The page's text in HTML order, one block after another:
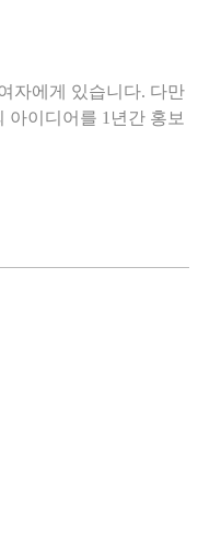
자에게 있습니다. 다만
아이디어를 1년간 홍보